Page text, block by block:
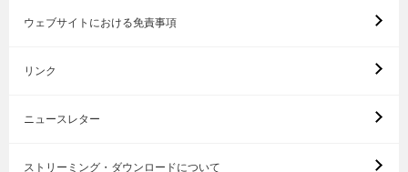
ウェブサイトにおける免責事項
リンク
ニュースレター
ストリーミング・ダウンロードについて